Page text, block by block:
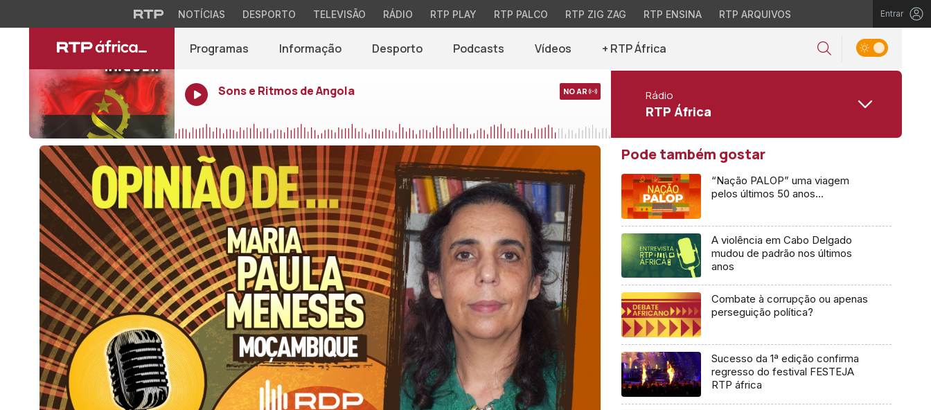
NOTÍCIAS DESPORTO TELEVISÃO RÁDIO RTP PLAY RTP PALCO RTP ZIG ZAG RTP ENSINA RTP ARQUIVOS Entrar
Programas Informação Desporto Podcasts Vídeos + RTP África
Sons e Ritmos de Angola NO AR Rádio
RTP África
Pode também gostar
“Nação PALOP” uma viagem
pelos últimos 50 anos…
A violência em Cabo Delgado
mudou de padrão nos últimos
anos
Combate à corrupção ou apenas
perseguição política?
Sucesso da 1ª edição confirma
regresso do festival FESTEJA
RTP áfrica